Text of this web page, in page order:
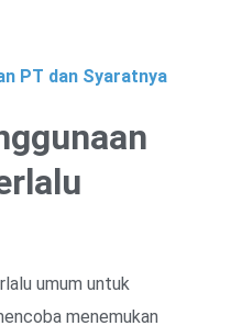
PT dan Syaratnya
umum untuk
menemukan